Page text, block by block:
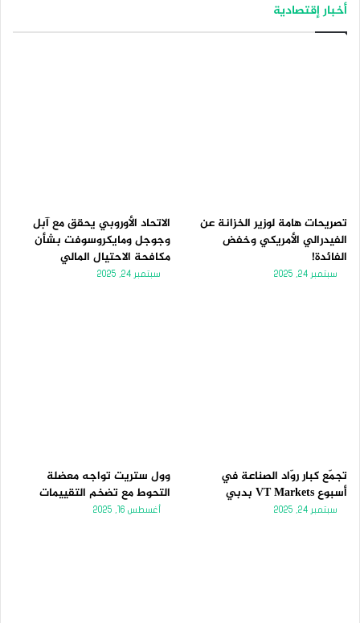
أخبار إقتصادية
تصريحات هامة لوزير الخزانة عن
الفيدرالي الأمريكي وخفض
الفائدة!
سبتمبر 24, 2025
الاتحاد الأوروبي يحقق مع آبل
وجوجل ومايكروسوفت بشأن
مكافحة الاحتيال المالي
سبتمبر 24, 2025
تجمّع كبار روّاد الصناعة في
أسبوع VT Markets بدبي
سبتمبر 24, 2025
وول ستريت تواجه معضلة
التحوط مع تضخم التقييمات
أغسطس 16, 2025